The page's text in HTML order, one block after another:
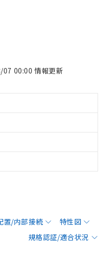
00:00 情報更新
置/内部接続
特性図
規格認証/適合状況